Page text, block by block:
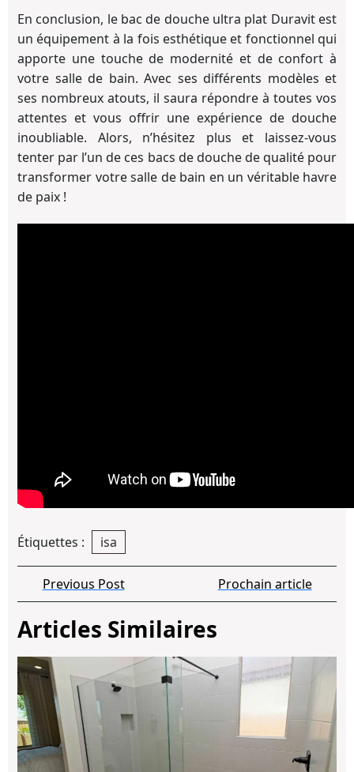
En conclusion, le bac de douche ultra plat Duravit est
un équipement à la fois esthétique et fonctionnel qui
apporte une touche de modernité et de confort à
votre salle de bain. Avec ses différents modèles et
ses nombreux atouts, il saura répondre à toutes vos
attentes et vous offrir une expérience de douche
inoubliable. Alors, n’hésitez plus et laissez-vous
tenter par l’un de ces bacs de douche de qualité pour
transformer votre salle de bain en un véritable havre
de paix !
Étiquettes : isa
Navigation
de
l’article
Previous PostPrevious
Post
Prochain article
Articles Similaires